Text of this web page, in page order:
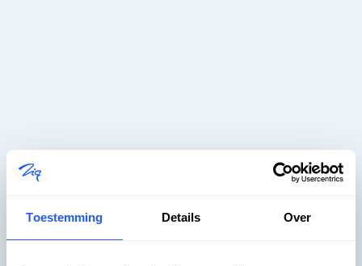
Toestemming Details Over